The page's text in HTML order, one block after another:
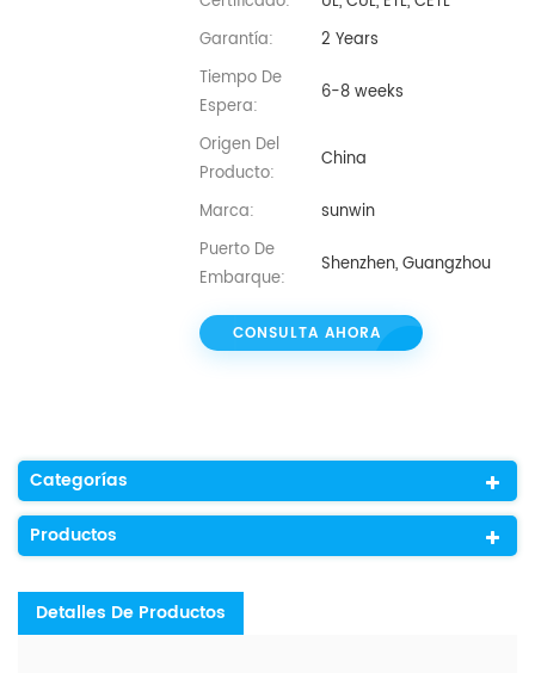
Garantía:
2 Years
Tiempo De
Espera:
6-8 weeks
Origen Del
Producto:
China
Marca:
sunwin
Puerto De
Embarque:
Shenzhen, Guangzhou
CONSULTA AHORA
Categorías
Productos
Detalles De Productos